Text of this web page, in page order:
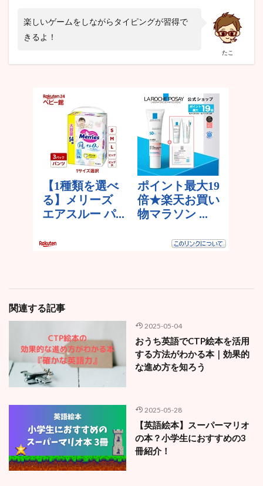
たこ
楽しいゲームをしながらタイピングが習得で
きるよ！
関連する記事
2025-05-04
おうち英語でCTP絵本を活用
する方法がわかる本｜効果的
な進め方を知ろう
2025-05-28
【英語絵本】スーパーマリオ
の本？小学生におすすめの3
冊紹介！